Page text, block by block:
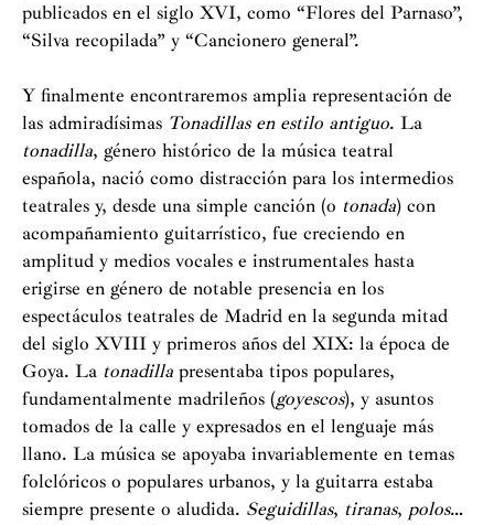
publicados en el siglo XVI, como “Flores del Parnaso”,
“Silva recopilada” y “Cancionero general”.
Y finalmente encontraremos amplia representación de
las admiradísimas Tonadillas en estilo antiguo. La
tonadilla, género histórico de la música teatral
española, nació como distracción para los intermedios
teatrales y, desde una simple canción (o tonada) con
acompañamiento guitarrístico, fue creciendo en
amplitud y medios vocales e instrumentales hasta
erigirse en género de notable presencia en los
espectáculos teatrales de Madrid en la segunda mitad
del siglo XVIII y primeros años del XIX: la época de
Goya. La tonadilla presentaba tipos populares,
fundamentalmente madrileños (goyescos), y asuntos
tomados de la calle y expresados en el lenguaje más
llano. La música se apoyaba invariablemente en temas
folclóricos o populares urbanos, y la guitarra estaba
siempre presente o aludida. Seguidillas, tiranas, polos…